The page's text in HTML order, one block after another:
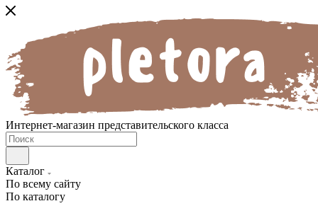
Интернет-магазин представительского класса
Каталог
По всему сайту
По каталогу